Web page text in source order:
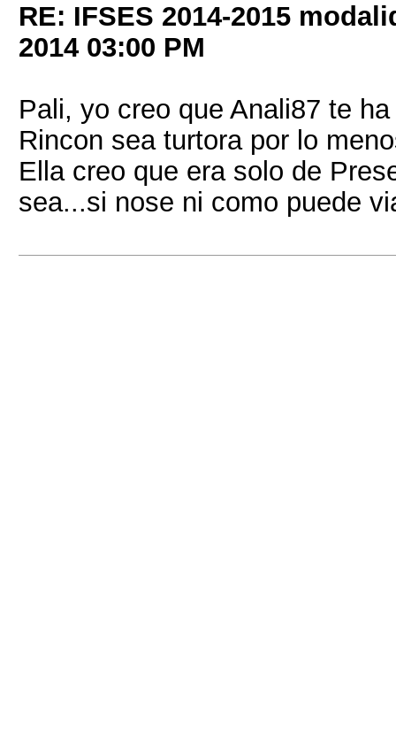
RE: IFSES 2014-2015
2014 03:00 PM
Pali, yo creo que Anali87 te
Rincon sea turtora por lo
Ella creo que era solo de
sea...si nose ni como puede